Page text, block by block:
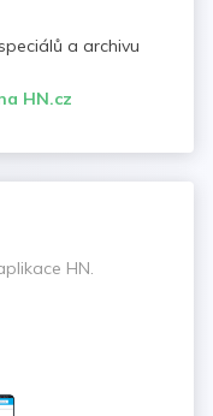
a archivu
HN.cz
HN.